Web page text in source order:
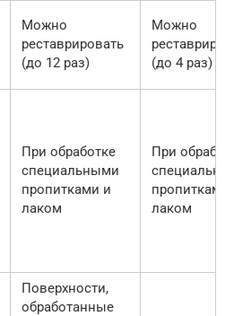
Можно
реставрировать
(до 12 раз)
Можно
(до 4 раз)
При обработке
специальными
пропитками и
лаком
При
пропитками
лаком
Поверхности,
обработанные